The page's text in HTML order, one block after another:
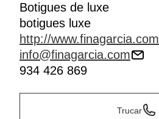
Botigues de luxe
botigues luxe
http://www.finagarcia.com
info@finagarcia.com
934 426 869
Trucar